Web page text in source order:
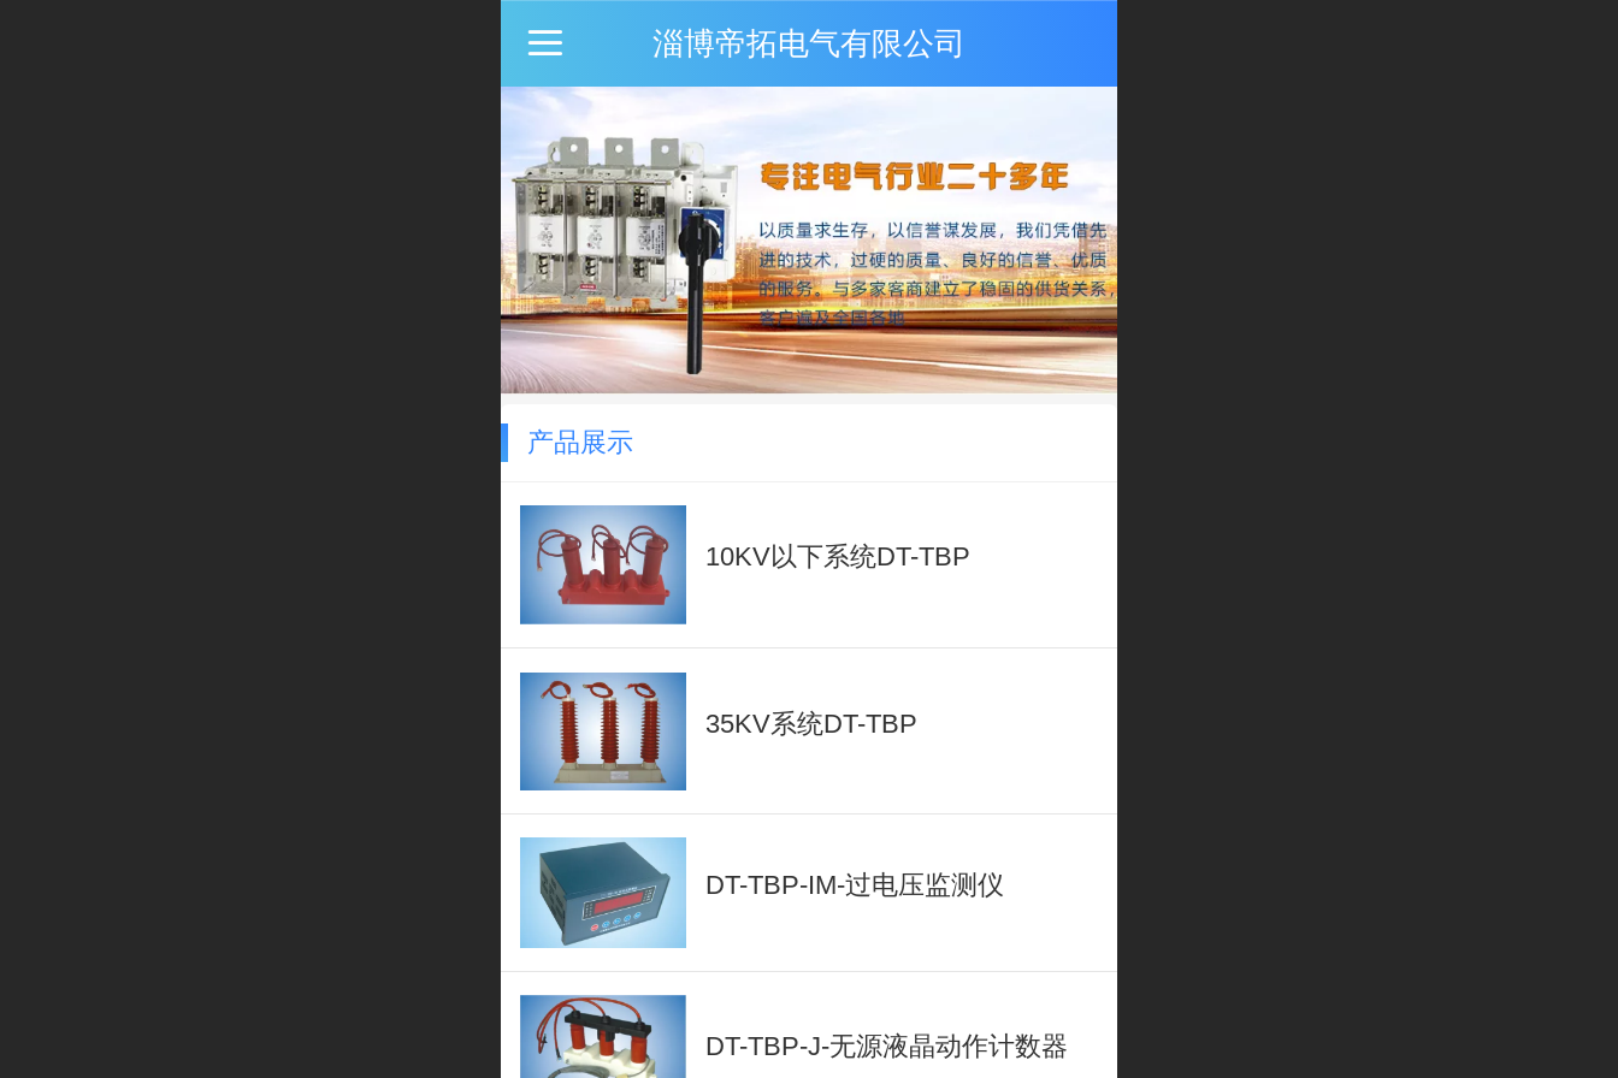
淄博帝拓电气有限公司
产品展示
10KV以下系统DT-TBP
35KV系统DT-TBP
DT-TBP-IM-过电压监测仪
DT-TBP-J-无源液晶动作计数器